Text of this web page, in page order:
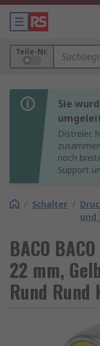
Teile-Nr.
Sie
Distrelec
noch
Support
/ Schalter /
und
BACO
22 mm,
Rund